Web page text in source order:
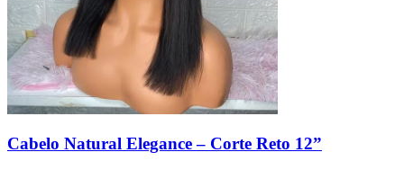
Cabelo Natural Elegance – Corte Reto 12”